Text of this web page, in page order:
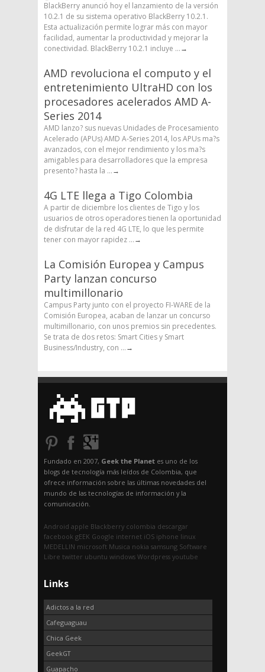
BlackBerry anunció hoy el lanzamiento de la versión
10.2.1 de su sistema operativo BlackBerry 10.2.1.
Esta actualización permite lograr más con mayor
facilidad, aumentar la productividad y mejorar la
conectividad. BlackBerry 10.2.1 incluye ...→
AMD revoluciona el computo y el
entretenimiento UltraHD con los
procesadores acelerados AMD A-
Series 2014
AMD lanzo? sus nuevas Unidades de Procesamiento
Acelerado (APUs) AMD A-Series 2014, los APUs ma?s
avanzados, con el mejor rendimiento y los ma?s
amigables para desarrolladores que la empresa
presento? hasta la ...→
4G LTE llega a Tigo Colombia
A partir de diciembre los clientes de Tigo y los
usuarios de otros operadores tienen la oportunidad
de disfrutar de la red 4G LTE, lo que les permite
tener con mayor rapidez ...→
La Comisión Europea y Campus
Party lanzan concurso
multimillonario
Campus Party junto con el proyecto FI-WARE de la
Comisión Europea, acaban de lanzar un concurso
multimillonario, con unos premios sin precedentes.
Se trata de dos retos: Smart Cities y Smart
Business/Industry, con ...→
Fundado en 2007, Geek the Planet es uno de los
blogs de tecnología más leídos de Colombia, que
ofrece información sobre las últimas novedades del
mundo de las tecnologías de información y la
comunicación.
Android apple Blackberry colombia descargar
facebook gEEK Google internet iOS iphone linux
MEDELLIN microsoft Musica nokia samsung Software
Libre twitter ubuntu windows Wordpress youtube
Links
Adictos a la red
Cafeguaguau
Chica Geek
GeekGT
Guapacho